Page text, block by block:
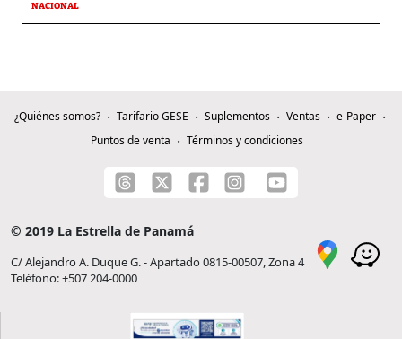
NACIONAL
¿Quiénes somos? Tarifario GESE Suplementos Ventas
e-Paper
Puntos de venta
Términos y condiciones
© 2019 La Estrella de Panamá
C/ Alejandro A. Duque G. - Apartado 0815-00507, Zona 4
Teléfono: +507 204-0000